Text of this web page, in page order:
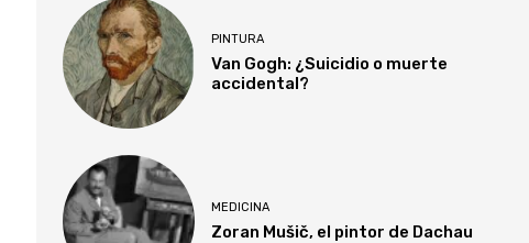
PINTURA
Van Gogh: ¿Suicidio o muerte
accidental?
MEDICINA
Zoran Mušič, el pintor de Dachau